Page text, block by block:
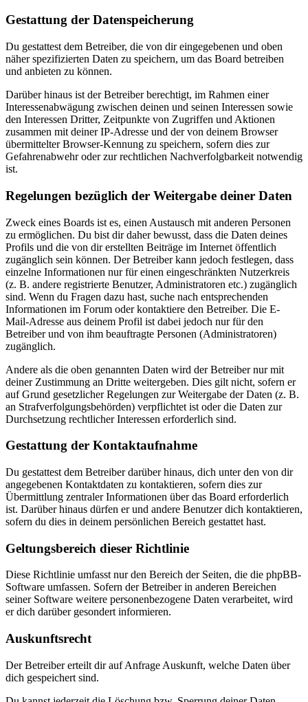
Gestattung der Datenspeicherung
Du gestattest dem Betreiber, die von dir eingegebenen und oben
näher spezifizierten Daten zu speichern, um das Board betreiben
und anbieten zu können.
Darüber hinaus ist der Betreiber berechtigt, im Rahmen einer
Interessenabwägung zwischen deinen und seinen Interessen sowie
den Interessen Dritter, Zeitpunkte von Zugriffen und Aktionen
zusammen mit deiner IP-Adresse und der von deinem Browser
übermittelter Browser-Kennung zu speichern, sofern dies zur
Gefahrenabwehr oder zur rechtlichen Nachverfolgbarkeit notwendig
ist.
Regelungen bezüglich der Weitergabe deiner Daten
Zweck eines Boards ist es, einen Austausch mit anderen Personen
zu ermöglichen. Du bist dir daher bewusst, dass die Daten deines
Profils und die von dir erstellten Beiträge im Internet öffentlich
zugänglich sein können. Der Betreiber kann jedoch festlegen, dass
einzelne Informationen nur für einen eingeschränkten Nutzerkreis
(z. B. andere registrierte Benutzer, Administratoren etc.) zugänglich
sind. Wenn du Fragen dazu hast, suche nach entsprechenden
Informationen im Forum oder kontaktiere den Betreiber. Die E-
Mail-Adresse aus deinem Profil ist dabei jedoch nur für den
Betreiber und von ihm beauftragte Personen (Administratoren)
zugänglich.
Andere als die oben genannten Daten wird der Betreiber nur mit
deiner Zustimmung an Dritte weitergeben. Dies gilt nicht, sofern er
auf Grund gesetzlicher Regelungen zur Weitergabe der Daten (z. B.
an Strafverfolgungsbehörden) verpflichtet ist oder die Daten zur
Durchsetzung rechtlicher Interessen erforderlich sind.
Gestattung der Kontaktaufnahme
Du gestattest dem Betreiber darüber hinaus, dich unter den von dir
angegebenen Kontaktdaten zu kontaktieren, sofern dies zur
Übermittlung zentraler Informationen über das Board erforderlich
ist. Darüber hinaus dürfen er und andere Benutzer dich kontaktieren,
sofern du dies in deinem persönlichen Bereich gestattet hast.
Geltungsbereich dieser Richtlinie
Diese Richtlinie umfasst nur den Bereich der Seiten, die die phpBB-
Software umfassen. Sofern der Betreiber in anderen Bereichen
seiner Software weitere personenbezogene Daten verarbeitet, wird
er dich darüber gesondert informieren.
Auskunftsrecht
Der Betreiber erteilt dir auf Anfrage Auskunft, welche Daten über
dich gespeichert sind.